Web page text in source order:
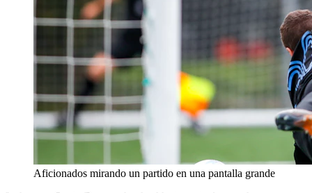
Aficionados mirando un partido en una pantalla grande